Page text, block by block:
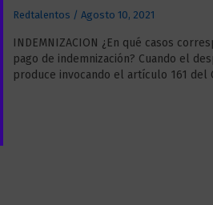
Redtalentos / Agosto 10, 2021
INDEMNIZACION ¿En qué casos
pago de indemnización? Cuando el
produce invocando el artículo 161 del